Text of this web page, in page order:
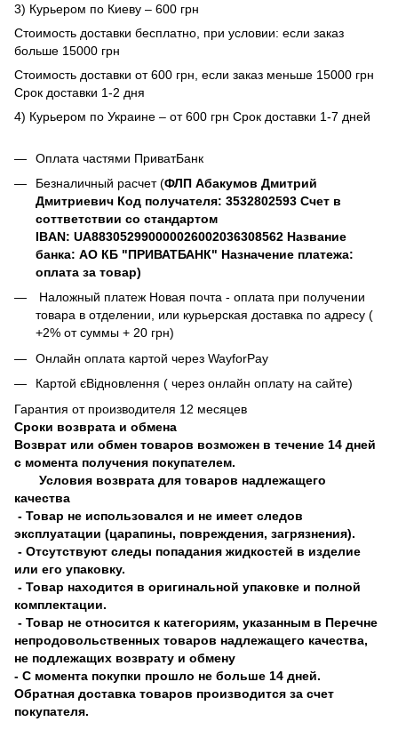
3) Курьером по Киеву – 600 грн
Стоимость доставки бесплатно, при условии: если заказ
больше 15000 грн
Стоимость доставки от 600 грн, если заказ меньше 15000 грн
Срок доставки 1-2 дня
4) Курьером по Украине – от 600 грн Срок доставки 1-7 дней
Оплата частями ПриватБанк
Безналичный расчет (ФЛП Абакумов Дмитрий
Дмитриевич Код получателя: 3532802593 Счет в
соттветствии со стандартом
IBAN: UA883052990000026002036308562 Название
банка: АО КБ "ПРИВАТБАНК" Назначение платежа:
оплата за товар)
Наложный платеж Новая почта - оплата при получении
товара в отделении, или курьерская доставка по адресу (
+2% от суммы + 20 грн)
Онлайн оплата картой через WayforPay
Картой єВідновлення ( через онлайн оплату на сайте)
Гарантия от производителя 12 месяцев
Сроки возврата и обмена
Возврат или обмен товаров возможен в течение 14 дней
с момента получения покупателем.
Условия возврата для товаров надлежащего
качества
- Товар не использовался и не имеет следов
эксплуатации (царапины, повреждения, загрязнения).
- Отсутствуют следы попадания жидкостей в изделие
или его упаковку.
- Товар находится в оригинальной упаковке и полной
комплектации.
- Товар не относится к категориям, указанным в Перечне
непродовольственных товаров надлежащего качества,
не подлежащих возврату и обмену
- С момента покупки прошло не больше 14 дней.
Обратная доставка товаров производится за счет
покупателя.